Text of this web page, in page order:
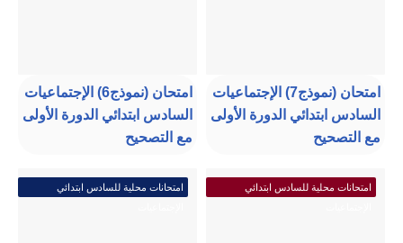
امتحان (نموذج7) الإجتماعيات
السادس ابتدائي الدورة الأولى
مع التصحيح
امتحان (نموذج6) الإجتماعيات
السادس ابتدائي الدورة الأولى
مع التصحيح
امتحانات محلية للسادس ابتدائي
امتحانات محلية للسادس ابتدائي